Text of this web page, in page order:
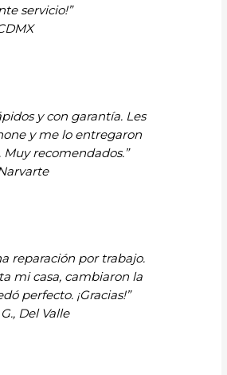
servicio!”
y con garantía. Les
y me lo entregaron
recomendados.”
reparación por trabajo.
mi casa, cambiaron la
perfecto. ¡Gracias!”
Del Valle